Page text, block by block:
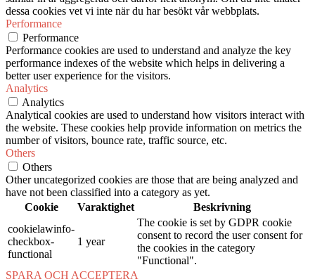
dessa cookies vet vi inte när du har besökt vår webbplats.
Performance
Performance
Performance cookies are used to understand and analyze the key
performance indexes of the website which helps in delivering a
better user experience for the visitors.
Analytics
Analytics
Analytical cookies are used to understand how visitors interact with
the website. These cookies help provide information on metrics the
number of visitors, bounce rate, traffic source, etc.
Others
Others
Other uncategorized cookies are those that are being analyzed and
have not been classified into a category as yet.
Cookie
Varaktighet
Beskrivning
cookielawinfo-
checkbox-
functional
1 year
The cookie is set by GDPR cookie
consent to record the user consent for
the cookies in the category
"Functional".
SPARA OCH ACCEPTERA